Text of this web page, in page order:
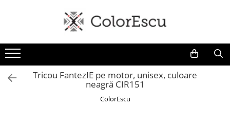
Toate produsele
Tricouri
Tricouri bărbați
Tricouri damă
Tricou FantezIE pe motor, unisex, culoare
neagră CIR151
ColorEscu